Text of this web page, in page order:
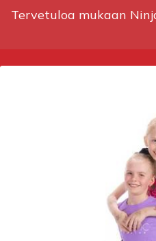
Tervetuloa mukaan